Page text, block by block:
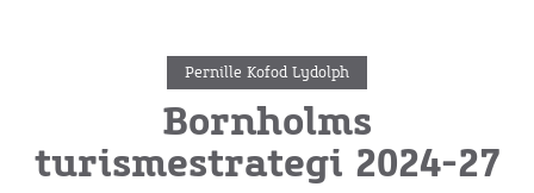
Pernille Kofod Lydolph
Bornholms
turismestrategi 2024-27